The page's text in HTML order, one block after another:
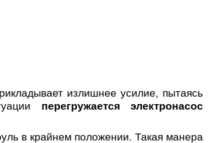
излишнее усилие, пытаясь
перегружается электронасос
в крайнем положении. Такая манера